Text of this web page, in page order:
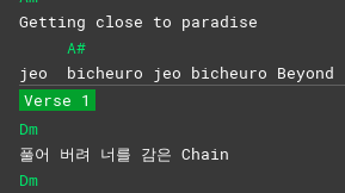
Getting close to paradise
jeo
A#
bicheuro jeo bicheuro Beyond
Verse 1
Dm
풀어 버려 너를 감은 Chain
Dm